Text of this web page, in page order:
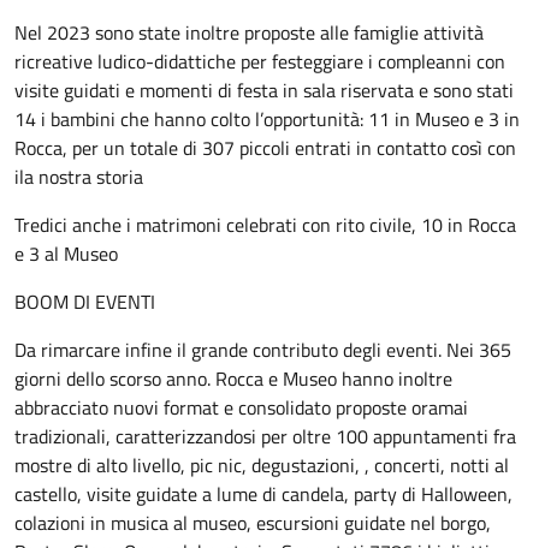
Nel 2023 sono state inoltre proposte alle famiglie attività
ricreative ludico-didattiche per festeggiare i compleanni con
visite guidati e momenti di festa in sala riservata e sono stati
14 i bambini che hanno colto l’opportunità: 11 in Museo e 3 in
Rocca, per un totale di 307 piccoli entrati in contatto così con
ila nostra storia
Tredici anche i matrimoni celebrati con rito civile, 10 in Rocca
e 3 al Museo
BOOM DI EVENTI
Da rimarcare infine il grande contributo degli eventi. Nei 365
giorni dello scorso anno. Rocca e Museo hanno inoltre
abbracciato nuovi format e consolidato proposte oramai
tradizionali, caratterizzandosi per oltre 100 appuntamenti fra
mostre di alto livello, pic nic, degustazioni, , concerti, notti al
castello, visite guidate a lume di candela, party di Halloween,
colazioni in musica al museo, escursioni guidate nel borgo,